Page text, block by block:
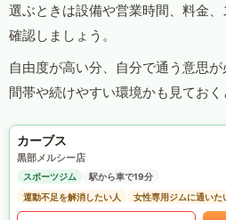
選ぶときは設備や営業時間、料金
確認しましょう。
自由度が高い分、自分で通う意思
間帯や続けやすい環境かも見ておく
カーブス
黒部メルシー店
スポーツジム
駅から車で19分
運動不足を解消したい人
女性専用ジムに通いた